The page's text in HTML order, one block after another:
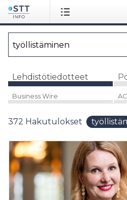
Lehdistötiedotteet
Business Wire
372 Hakutulokset